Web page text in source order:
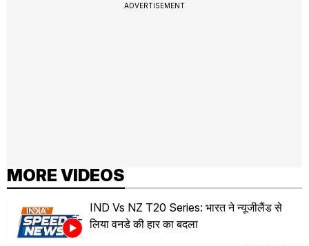
ADVERTISEMENT
MORE VIDEOS
IND Vs NZ T20 Series: भारत ने न्यूजीलैंड से
लिया वनडे की हार का बदला